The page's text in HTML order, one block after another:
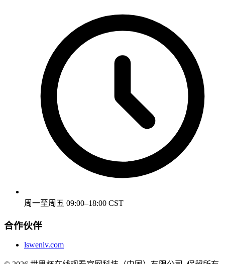
周一至周五 09:00–18:00 CST
合作伙伴
lswenlv.com